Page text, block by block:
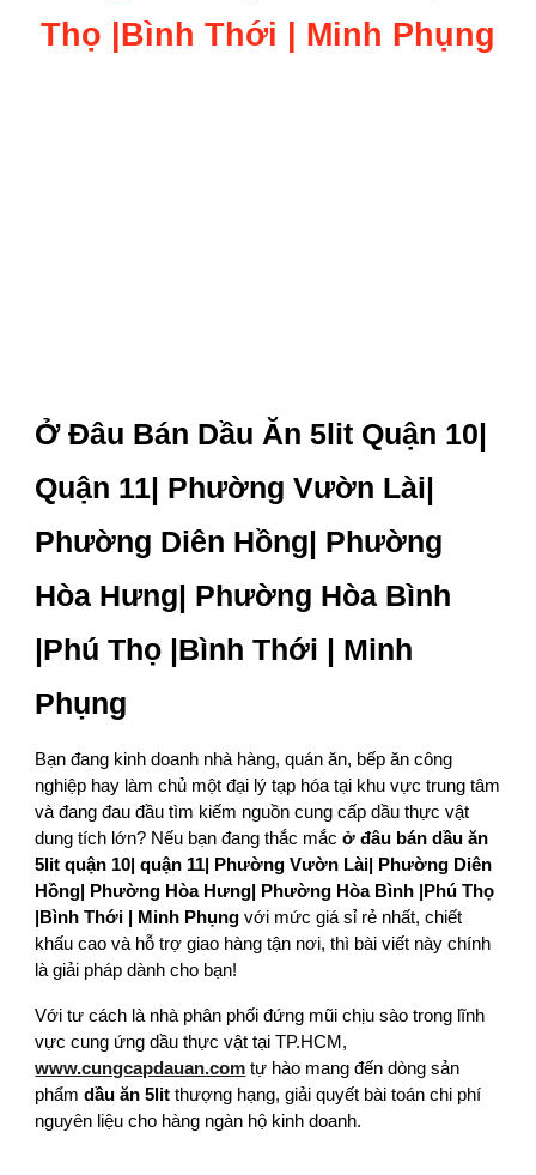
Thọ |Bình Thới | Minh Phụng
Ở Đâu Bán Dầu Ăn 5lit Quận 10|
Quận 11| Phường Vườn Lài|
Phường Diên Hồng| Phường
Hòa Hưng| Phường Hòa Bình
|Phú Thọ |Bình Thới | Minh
Phụng
Bạn đang kinh doanh nhà hàng, quán ăn, bếp ăn công
nghiệp hay làm chủ một đại lý tạp hóa tại khu vực trung tâm
và đang đau đầu tìm kiếm nguồn cung cấp dầu thực vật
dung tích lớn? Nếu bạn đang thắc mắcở đâu bán dầu ăn
5lit quận 10| quận 11| Phường Vườn Lài| Phường Diên
Hồng| Phường Hòa Hưng| Phường Hòa Bình |Phú Thọ
|Bình Thới | Minh Phụng với mức giá sỉ rẻ nhất, chiết
khấu cao và hỗ trợ giao hàng tận nơi, thì bài viết này chính
là giải pháp dành cho bạn!
Với tư cách là nhà phân phối đứng mũi chịu sào trong lĩnh
vực cung ứng dầu thực vật tại TP.HCM,
www.cungcapdauan.com tự hào mang đến dòng sản
phẩmdầu ăn 5lit thượng hạng, giải quyết bài toán chi phí
nguyên liệu cho hàng ngàn hộ kinh doanh.